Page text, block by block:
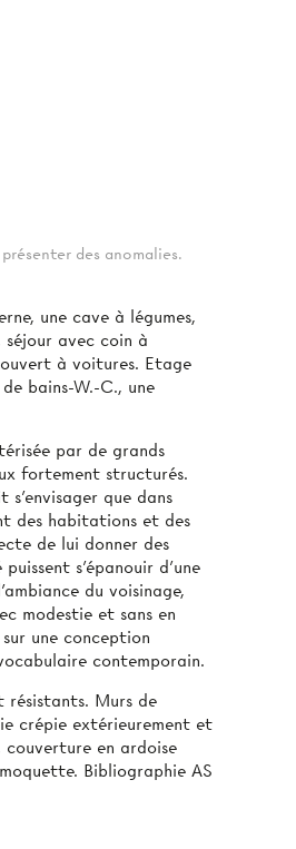
des anomalies.
une cave à légumes,
séjour avec coin à
à voitures. Etage
bains-W.-C., une
par de grands
fortement structurés.
que dans
des habitations et des
de lui donner des
s’épanouir d’une
du voisinage,
modestie et sans en
une conception
contemporain.
Murs de
crépie extérieurement et
couverture en ardoise
Bibliographie AS